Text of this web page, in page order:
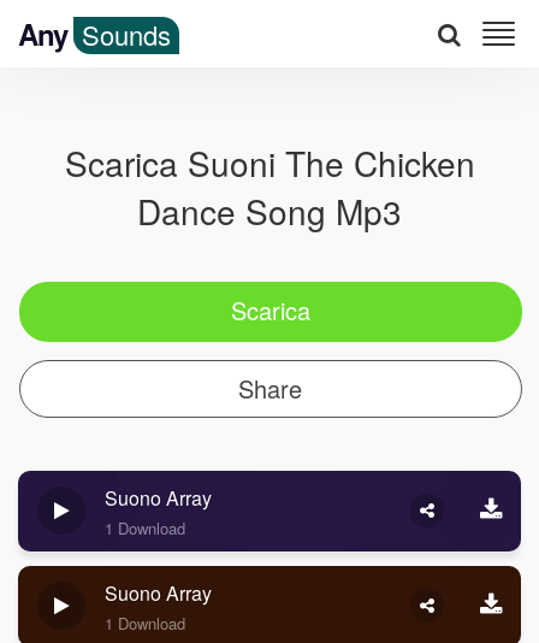
Any Sounds
Scarica Suoni The Chicken
Dance Song Mp3
Scarica
Share
Suono Array
1 Download
Suono Array
1 Download